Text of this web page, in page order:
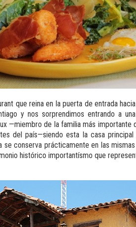
que reina en la puerta de entrada
y nos sorprendimos entrando a
—miembro de la familia más importante
del país—siendo esta la casa
se conserva prácticamente en las
histórico importantísmo que